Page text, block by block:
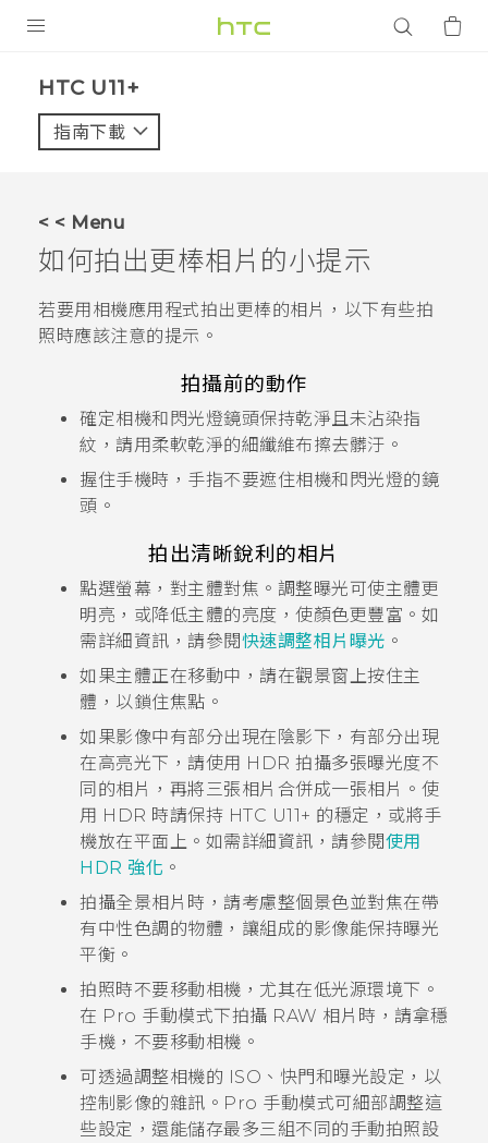
VIVE
應用程式
HTC U11+‎
指南下載
< < Menu
如何拍出更棒相片的小提示
若要用 相機應用程式拍出更棒的相片，以下有些拍
照時應該注意的提示。
拍攝前的動作
確定相機和閃光燈鏡頭保持乾淨且未沾染指
紋，請用柔軟乾淨的細纖維布擦去髒汙。
握住手機時，手指不要遮住相機和閃光燈的鏡
頭。
拍出清晰銳利的相片
點選螢幕，對主體對焦。調整曝光可使主體更
明亮，或降低主體的亮度，使顏色更豐富。如
需詳細資訊，請參閱快速調整相片曝光 。
如果主體正在移動中，請在觀景窗上按住主
體，以鎖住焦點。
如果影像中有部分出現在陰影下，有部分出現
在高亮光下，請使用 HDR 拍攝多張曝光度不
同的相片，再將三張相片合併成一張相片。使
用 HDR 時請保持 HTC U11‍+ 的穩定，或將手
機放在平面上。如需詳細資訊，請參閱使用
HDR 強化 。
拍攝全景相片時，請考慮整個景色並對焦在帶
有中性色調的物體，讓組成的影像能保持曝光
平衡。
拍照時不要移動相機，尤其在低光源環境下。
在 Pro 手動模式下拍攝 RAW 相片時，請拿穩
手機，不要移動相機。
可透過調整相機的 ISO、快門和曝光設定，以
控制影像的雜訊。Pro 手動模式可細部調整這
些設定，還能儲存最多三組不同的手動拍照設